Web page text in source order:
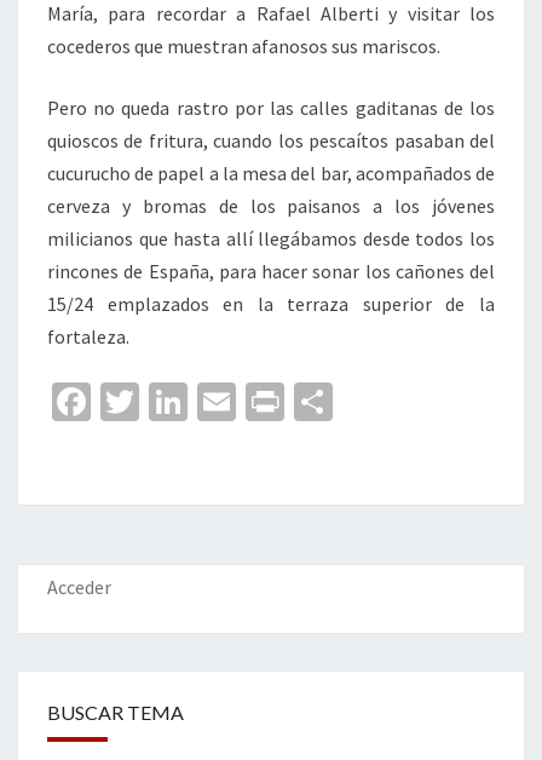
María, para recordar a Rafael Alberti y visitar los
cocederos que muestran afanosos sus mariscos.
Pero no queda rastro por las calles gaditanas de los
quioscos de fritura, cuando los pescaítos pasaban del
cucurucho de papel a la mesa del bar, acompañados de
cerveza y bromas de los paisanos a los jóvenes
milicianos que hasta allí llegábamos desde todos los
rincones de España, para hacer sonar los cañones del
15/24 emplazados en la terraza superior de la
fortaleza.
Fa
o
o
k
T
er
Li
dI
n
E
l
Pr
p
ar
Acceder
BUSCAR TEMA